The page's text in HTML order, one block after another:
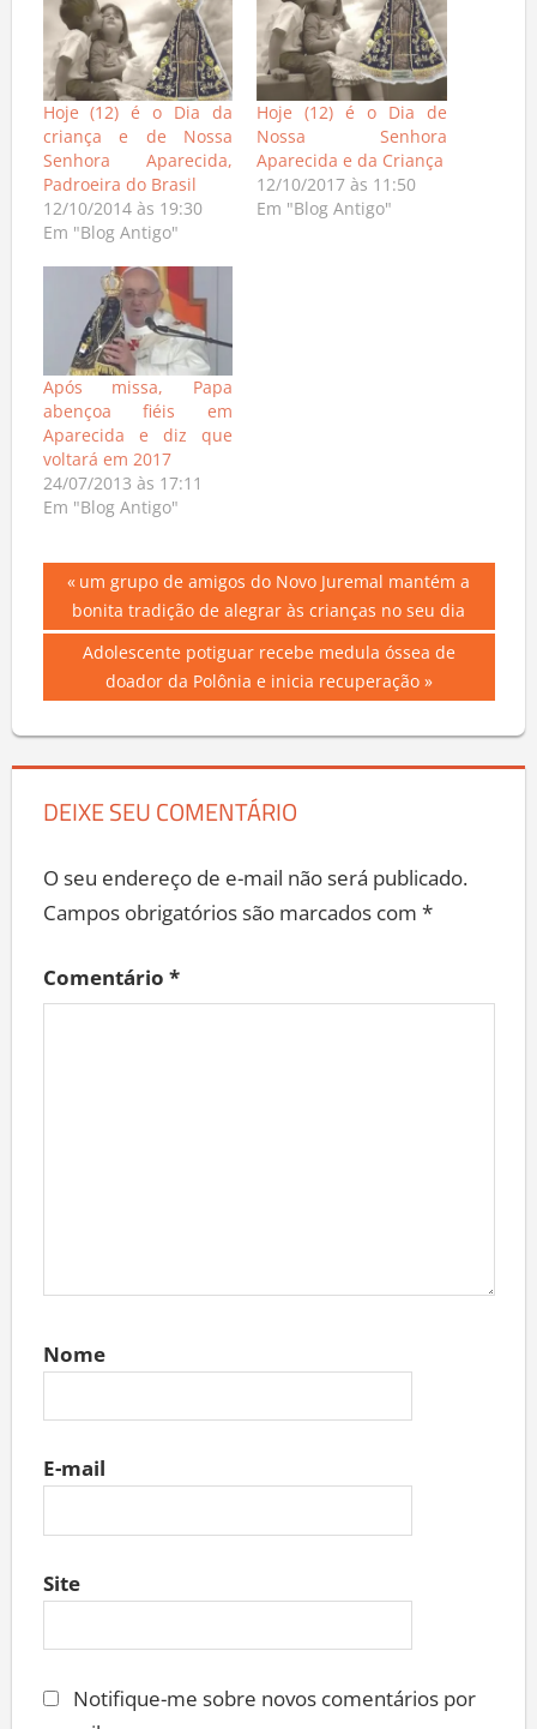
Hoje (12) é o Dia da
criança e de Nossa
Senhora Aparecida,
Padroeira do Brasil
12/10/2014 às 19:30
Em "Blog Antigo"
Hoje (12) é o Dia de
Nossa Senhora
Aparecida e da Criança
12/10/2017 às 11:50
Em "Blog Antigo"
Após missa, Papa
abençoa fiéis em
Aparecida e diz que
voltará em 2017
24/07/2013 às 17:11
Em "Blog Antigo"
Navegação
de
Post
Previous
Post:
um grupo de amigos do Novo Juremal mantém a
bonita tradição de alegrar às crianças no seu dia
Next
Post:
Adolescente potiguar recebe medula óssea de
doador da Polônia e inicia recuperação
DEIXE SEU COMENTÁRIO
O seu endereço de e-mail não será publicado.
Campos obrigatórios são marcados com *
Comentário *
Nome
E-mail
Site
Notifique-me sobre novos comentários por